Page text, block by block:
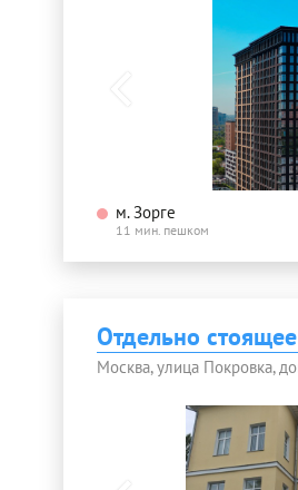
м. Зорге
11 мин. пешком
Отдельно
Москва, улица Покровка,